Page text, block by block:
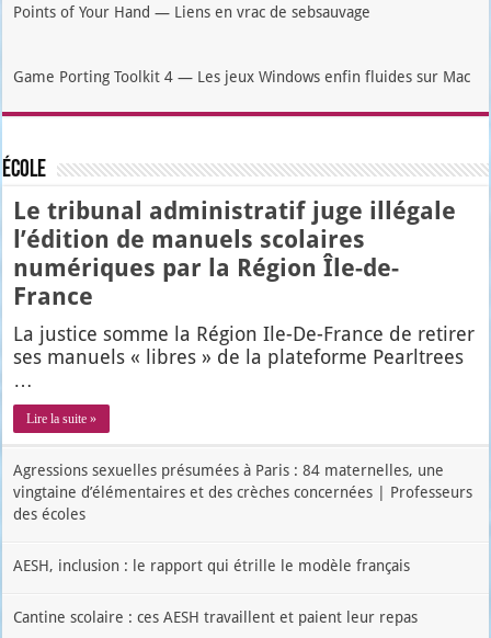
Points of Your Hand — Liens en vrac de sebsauvage
Game Porting Toolkit 4 — Les jeux Windows enfin fluides sur Mac
École
Le tribunal administratif juge illégale
l’édition de manuels scolaires
numériques par la Région Île-de-
France
La jus­tice somme la Région Ile-De-France de reti­rer
ses manuels « libres » de la pla­te­forme Pearl­trees
…
Lire la suite »
Agressions sexuelles présumées à Paris : 84 maternelles, une
vingtaine d’élémentaires et des crèches concernées | Professeurs
des écoles
AESH, inclusion : le rapport qui étrille le modèle français
Cantine scolaire : ces AESH travaillent et paient leur repas